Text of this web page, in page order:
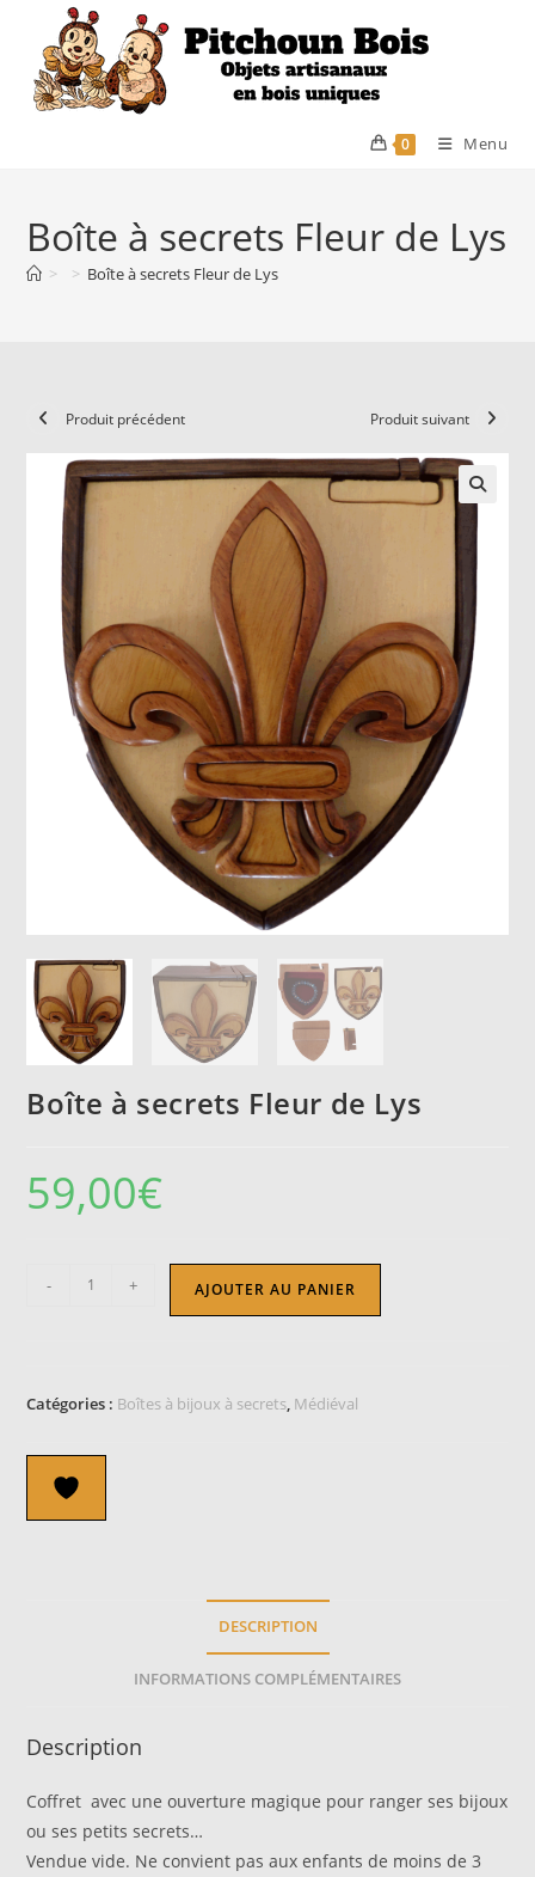
content
0 Menu
Boîte à secrets Fleur de Lys
> > Boîte à secrets Fleur de Lys
Produit précédent Produit suivant
Boîte à secrets Fleur de Lys
59,00€
quantité
secrets
de
- + AJOUTER AU PANIER
Catégories : Boîtes à bijoux à secrets, Médiéval
DESCRIPTION
INFORMATIONS COMPLÉMENTAIRES
Description
Coffret avec une ouverture magique pour ranger ses bijoux
ou ses petits secrets…
Vendue vide. Ne convient pas aux enfants de moins de 3